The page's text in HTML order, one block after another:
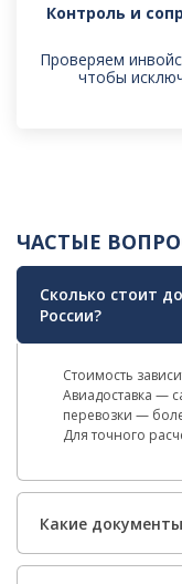
Контроль и
Проверяем
чтобы
ЧАСТЫЕ
Сколько стоит
России?
Стоимость
Авиадоставка —
перевозки —
Для точного
Какие